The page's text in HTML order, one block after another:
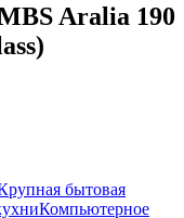
Aralia 190
бытовая
Компьютерное